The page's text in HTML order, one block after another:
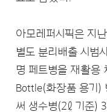
아모레퍼시픽은 지
별도 분리배출 시범
명 페트병을 재활용
Bottle(화장품 용기)
써 생수병(2ℓ 기준)